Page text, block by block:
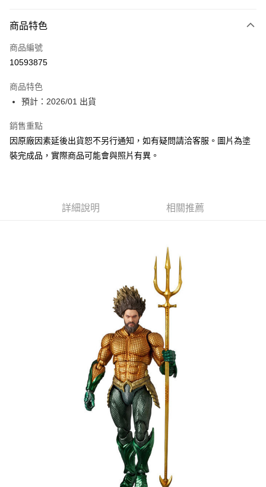
Google Pay
全盈+PAY
相關說明
【大哥付你分期使用說明】
流程，驗證手機門號後，選擇欲分期的期數、繳款截止日，確認付款後即完
成交易。
3.實際核准額度、可分期數及費用金額請依後續交易確認頁面所載為準。
4.訂單成立30分鐘內，如未前往確認交易或遇審核未通過，訂單將自動取
1.分期款項不併入電信帳單，「大哥付你分期」於每月結算日後寄送繳費提
1.本服務係由「台灣大哥大股份有限公司」（以下簡稱本公司）所提供，讓
用戶於交易時，得透過本服務購買商品或服務，並由商店將買賣／分期付款
買賣價金債權讓與本公司後，依約使用本公司帳單繳交帳款。
2.基於同意付款使用「大哥付你分期」之契約關係目的，商店將以您的個人
資料（包含姓名、電話或地址）提供予台灣大哥大進項蒐集、處理及利用，
由本公司與您本人進行分期帳單所需資料之確認、核對及更正。
3.完整用戶服務條款，請詳閱以下連結：https://oppay.tw/userRule
ATM付款
運送方式
預購-付款後全家取貨(舊)
每筆NT$90，滿NT$3,000(含以上)免運費
每筆NT$160，滿NT$3,000(含以上)免運費
東海門市自取，需自備購物袋取貨唷。
商品特色
商品編號
10593875
商品特色
預計：2026/01 出貨
銷售重點
因原廠因素延後出貨恕不另行通知，如有疑問請洽客服。圖片為塗
裝完成品，實際商品可能會與照片有異。
詳細說明 相關推薦